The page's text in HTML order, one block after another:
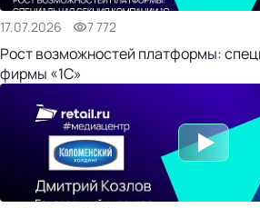
17.07.2026 7 772
Рост возможностей платформы:
фирмы «1С»